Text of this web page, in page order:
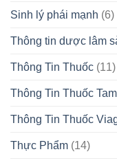
Sinh lý phái mạnh (6)
Thông tin dược lâm
Thông Tin Thuốc (11)
Thông Tin Thuốc
Thông Tin Thuốc
Thực Phẩm (14)